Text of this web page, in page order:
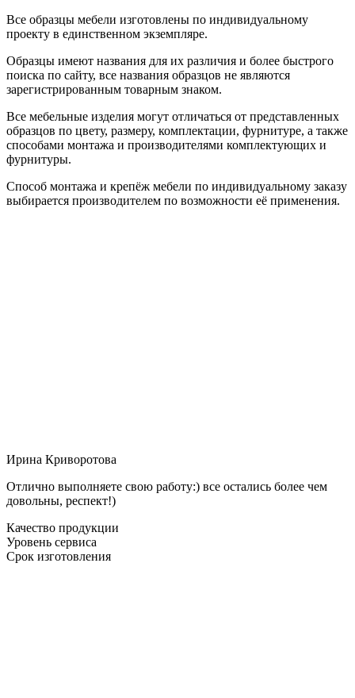
Все образцы мебели изготовлены по индивидуальному
проекту в единственном экземпляре.
Образцы имеют названия для их различия и более быстрого
поиска по сайту, все названия образцов не являются
зарегистрированным товарным знаком.
Все мебельные изделия могут отличаться от представленных
образцов по цвету, размеру, комплектации, фурнитуре, а также
способами монтажа и производителями комплектующих и
фурнитуры.
Способ монтажа и крепёж мебели по индивидуальному заказу
выбирается производителем по возможности её применения.
Ирина Криворотова
Отлично выполняете свою работу:) все остались более чем
довольны, респект!)
Качество продукции
Уровень сервиса
Срок изготовления